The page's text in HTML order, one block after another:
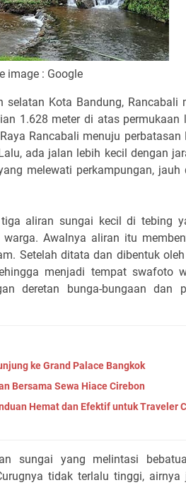
image : Google
selatan Kota Bandung, Rancabali
1.628 meter di atas permukaan
Rancabali menuju perbatasan
ada jalan lebih kecil dengan
melewati perkampungan, jauh
aliran sungai kecil di tebing
Awalnya aliran itu
Setelah ditata dan dibentuk oleh
menjadi tempat swafoto
deretan bunga-bungaan dan
ke Grand Palace Bangkok
Bersama Sewa Hiace Cirebon
Hemat dan Efektif untuk Traveler
sungai yang melintasi
tidak terlalu tinggi, airnya